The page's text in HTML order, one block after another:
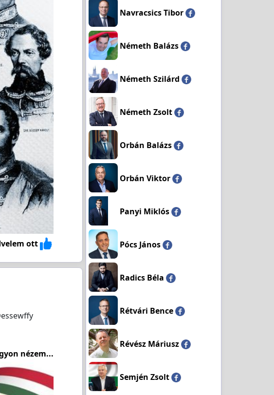
ott
nézem...
Navracsics Tibor
Németh Balázs
Németh Szilárd
Németh Zsolt
Orbán Balázs
Orbán Viktor
Panyi Miklós
Pócs János
Radics Béla
Rétvári Bence
Révész Máriusz
Semjén Zsolt